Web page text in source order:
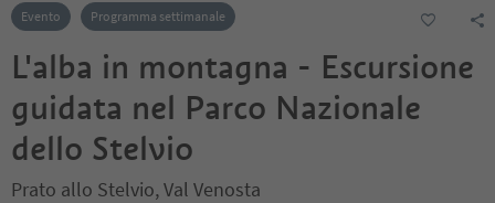
Evento Programma settimanale
L'alba in montagna - Escursione
guidata nel Parco Nazionale
dello Stelvio
Prato allo Stelvio, Val Venosta